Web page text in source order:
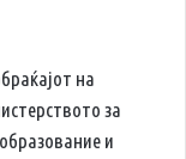
на
за
и